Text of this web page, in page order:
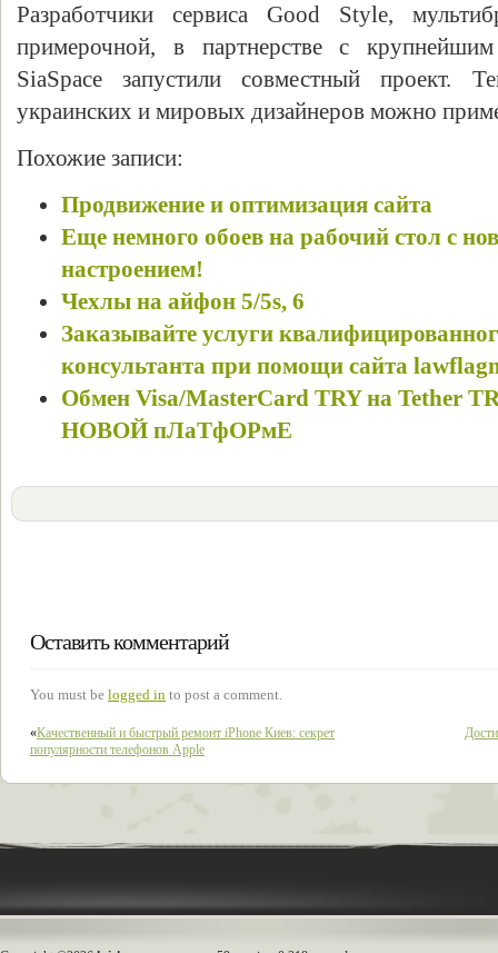
Разработчики сервиса Good Style,
примерочной, в партнерстве с
SiaSpace запустили совместный проект.
украинских и мировых дизайнеров можно
Похожие записи:
Продвижение и оптимизация сайта
Еще немного обоев на рабочий стол с
настроением!
Чехлы на айфон 5/5s, 6
Заказывайте услуги
консультанта при помощи сайта
Обмен Visa/MasterCard TRY на Tether
НОВОЙ пЛаТфОРмЕ
Оставить комментарий
You must be logged in to post a comment.
«Качественный и быстрый ремонт iPhone Киев: секрет
популярности телефонов Apple